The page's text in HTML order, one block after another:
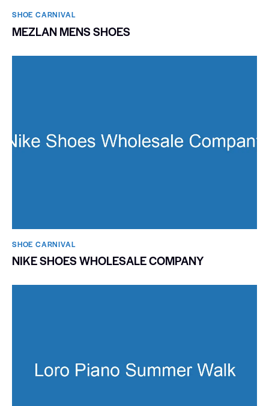
SHOE CARNIVAL​
MEZLAN MENS SHOES
SHOE CARNIVAL​
NIKE SHOES WHOLESALE COMPANY